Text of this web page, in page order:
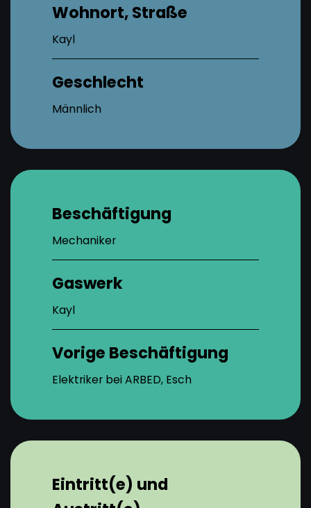
Wohnort, Straße
Kayl
Geschlecht
Männlich
Beschäftigung
Mechaniker
Gaswerk
Kayl
Vorige Beschäftigung
Elektriker bei ARBED, Esch
Eintritt(e) und